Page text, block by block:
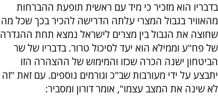
בדבריו הוא מזכיר כי מיד עם ראשית תופעת ההברחות
מהאוויר בגבול המצרי עלתה הדרישה להכיר בכך שכל מה
שחוצה את הגבול בין מצרים לישראל נמצא תחת ההגדרה
של פח"ע וממילא הוא יעד לסיכול טרור. בדבריו של שר
הביטחון ישנה הכרה שכזו והמימוש של ההצהרה הזו
יתבצע על ידי מעורבות שב"כ וגורמים נוספים. עם זאת "זה
לא שינה את המצב עצמו", אומר דורון ומסביר: